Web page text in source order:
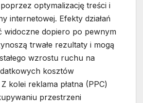
optymalizację treści i
internetowej. Efekty działań
widoczne dopiero po pewnym
trwałe rezultaty i mogą
wzrostu ruchu na
kosztów
kolei reklama płatna (PPC)
przestrzeni